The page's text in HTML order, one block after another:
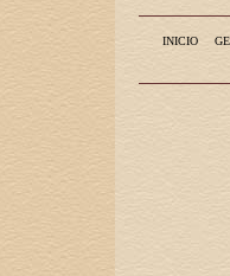
INICIO